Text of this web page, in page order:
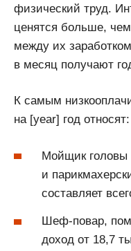
физический труд.
ценятся больше,
между их
в месяц получают
К самым
на [year] год относят:
Мойщик головы
и
составляет
Шеф-повар,
доход от 18,7